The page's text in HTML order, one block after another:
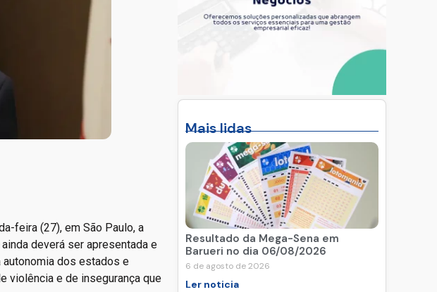
feira (27), em São Paulo, a
deverá ser apresentada e
autonomia dos estados e
violência e de insegurança que
Mais lidas
Resultado da Mega-Sena em
Barueri no dia 06/08/2026
6 de agosto de 2026
Ler noticia